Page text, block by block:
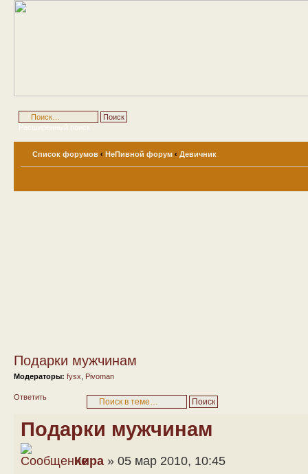
Расширенный поиск
Список форумов ‹ НеПивной форум ‹ Девичник
Подарки мужчинам
Модераторы: fysx Pivoman
Ответить
Подарки мужчинам
Кира » 05 мар 2010, 10:45